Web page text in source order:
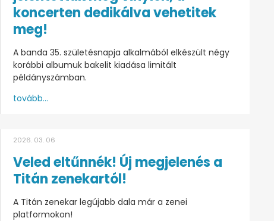
koncerten dedikálva vehetitek
meg!
A banda 35. születésnapja alkalmából elkészült négy
korábbi albumuk bakelit kiadása limitált
példányszámban.
tovább...
2026. 03. 06
Veled eltűnnék! Új megjelenés a
Titán zenekartól!
A Titán zenekar legújabb dala már a zenei
platformokon!